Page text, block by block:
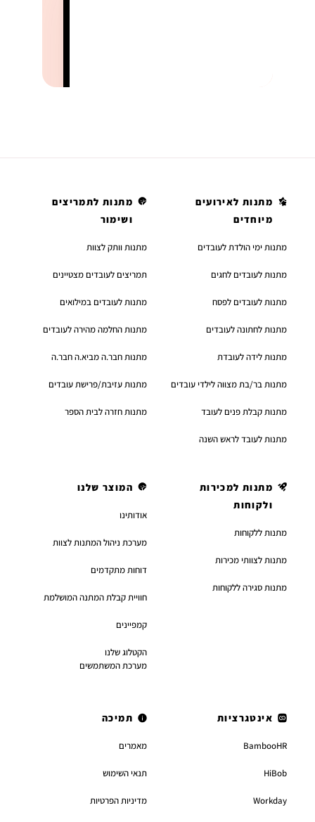
מתנות לאירועים
מיוחדים
מתנות ימי הולדת לעובדים
מתנות לעובדים לחגים
מתנות לעובדים לפסח
מתנות לחתונה לעובדים
מתנות לידה לעובדת
מתנות בר/בת מצווה לילדי עובדים
מתנות קבלת פנים לעובד
מתנות לעובד לראש השנה
מתנות לתמריצים
ושימור
מתנות וותק לצוות
תמריצים לעובדים מצטיינים
מתנות לעובדים במילואים
מתנות החלמה מהירה לעובדים
מתנות חבר.ה מביא.ה חבר.ה
מתנות עזיבת/פרישת עובדים
מתנות חזרה לבית הספר
מתנות למכירות
ולקוחות
מתנות ללקוחות
מתנות לצוותי מכירות
מתנות סגירה ללקוחות
המוצר שלנו
אודותינו
מערכת ניהול המתנות לצוות
דוחות מתקדמים
חוויית קבלת המתנה המושלמת
קמפיינים
הקטלוג שלנו
מערכת המשתמשים
אינטגרציות
BambooHR
HiBob
Workday
תמיכה
מאמרים
תנאי השימוש
מדיניות הפרטיות